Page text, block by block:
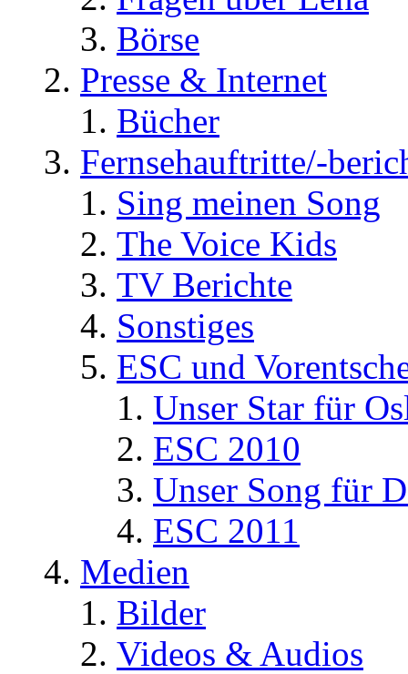
Börse
Presse & Internet
Bücher
Fernsehauftritte/-
Sing meinen Song
The Voice Kids
TV Berichte
Sonstiges
ESC und
Unser Star für
ESC 2010
Unser Song für
ESC 2011
Medien
Bilder
Videos & Audios